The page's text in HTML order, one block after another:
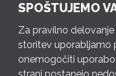
PON – PET 8 – 18 h /
Pošlji e-mail
SPOŠTUJEMO
Za pravilno
storitev uporabljamo
onemogočiti